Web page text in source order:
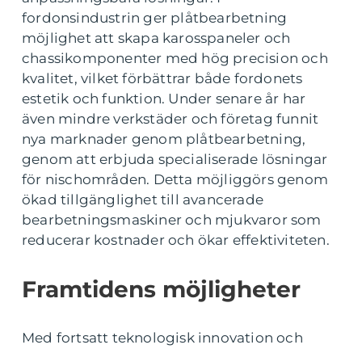
fordonsindustrin ger plåtbearbetning
möjlighet att skapa karosspaneler och
chassikomponenter med hög precision och
kvalitet, vilket förbättrar både fordonets
estetik och funktion. Under senare år har
även mindre verkstäder och företag funnit
nya marknader genom plåtbearbetning,
genom att erbjuda specialiserade lösningar
för nischområden. Detta möjliggörs genom
ökad tillgänglighet till avancerade
bearbetningsmaskiner och mjukvaror som
reducerar kostnader och ökar effektiviteten.
Framtidens möjligheter
Med fortsatt teknologisk innovation och